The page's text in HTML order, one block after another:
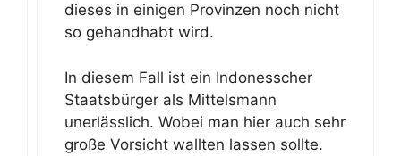
dieses in einigen Provinzen noch nicht
so gehandhabt wird.
In diesem Fall ist ein Indonesscher
Staatsbürger als Mittelsmann
unerlässlich. Wobei man hier auch sehr
große Vorsicht wallten lassen sollte.